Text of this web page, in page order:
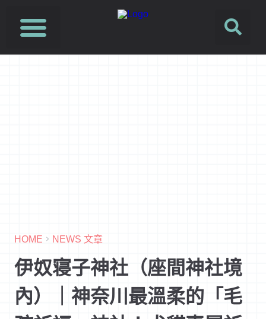
HOME NEWS 文章
伊奴寝子神社（座間神社境
內）｜神奈川最溫柔的「毛